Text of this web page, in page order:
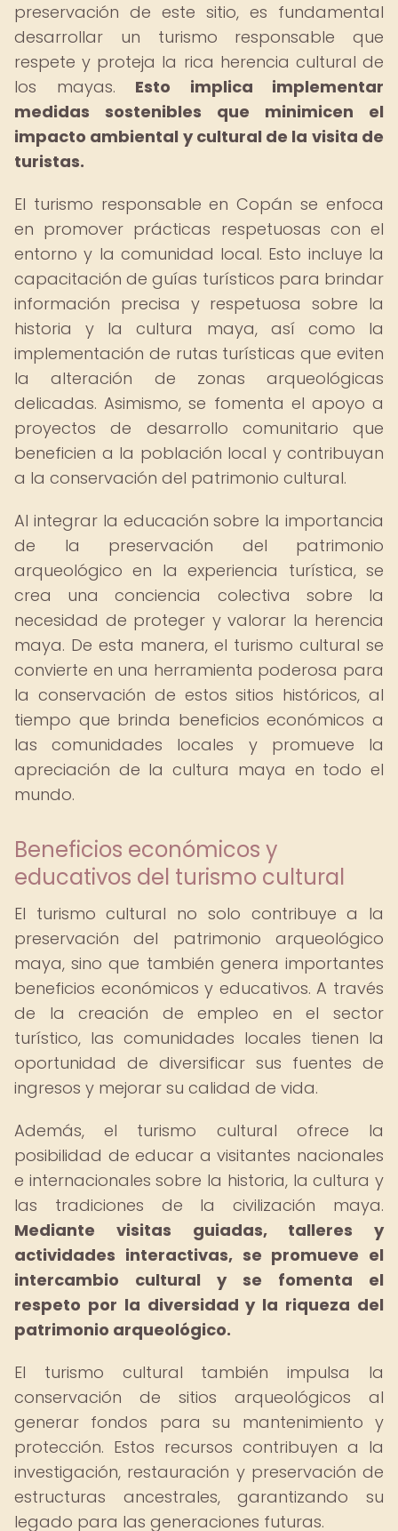
preservación de este sitio, es fundamental
desarrollar un turismo responsable que
respete y proteja la rica herencia cultural de
los mayas. Esto implica implementar
medidas sostenibles que minimicen el
impacto ambiental y cultural de la visita de
turistas.
El turismo responsable en Copán se enfoca
en promover prácticas respetuosas con el
entorno y la comunidad local. Esto incluye la
capacitación de guías turísticos para brindar
información precisa y respetuosa sobre la
historia y la cultura maya, así como la
implementación de rutas turísticas que eviten
la alteración de zonas arqueológicas
delicadas. Asimismo, se fomenta el apoyo a
proyectos de desarrollo comunitario que
beneficien a la población local y contribuyan
a la conservación del patrimonio cultural.
Al integrar la educación sobre la importancia
de la preservación del patrimonio
arqueológico en la experiencia turística, se
crea una conciencia colectiva sobre la
necesidad de proteger y valorar la herencia
maya. De esta manera, el turismo cultural se
convierte en una herramienta poderosa para
la conservación de estos sitios históricos, al
tiempo que brinda beneficios económicos a
las comunidades locales y promueve la
apreciación de la cultura maya en todo el
mundo.
Beneficios económicos y
educativos del turismo cultural
El turismo cultural no solo contribuye a la
preservación del patrimonio arqueológico
maya, sino que también genera importantes
beneficios económicos y educativos. A través
de la creación de empleo en el sector
turístico, las comunidades locales tienen la
oportunidad de diversificar sus fuentes de
ingresos y mejorar su calidad de vida.
Además, el turismo cultural ofrece la
posibilidad de educar a visitantes nacionales
e internacionales sobre la historia, la cultura y
las tradiciones de la civilización maya.
Mediante visitas guiadas, talleres y
actividades interactivas, se promueve el
intercambio cultural y se fomenta el
respeto por la diversidad y la riqueza del
patrimonio arqueológico.
El turismo cultural también impulsa la
conservación de sitios arqueológicos al
generar fondos para su mantenimiento y
protección. Estos recursos contribuyen a la
investigación, restauración y preservación de
estructuras ancestrales, garantizando su
legado para las generaciones futuras.